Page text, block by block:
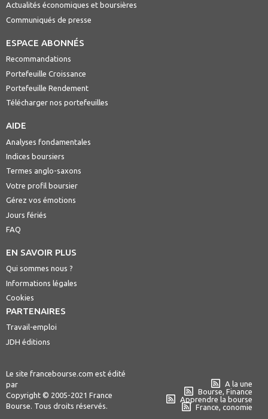
Actualités économiques et boursières
Communiqués de presse
ESPACE ABONNÉS
Recommandations
Portefeuille Croissance
Portefeuille Rendement
Télécharger nos portefeuilles
AIDE
Analyses fondamentales
Indices boursiers
Termes anglo-saxons
Votre profil boursier
Gérez vos émotions
Jours fériés
FAQ
EN SAVOIR PLUS
Qui sommes nous ?
Informations légales
Cookies
PARTENAIRES
Travail-emploi
JDH éditions
Le site francebourse.com est édité
par
Copyright © 2005-2021 France
Bourse. Tous droits réservés.
A la une
Bourse, Finance
Apprendre la bourse
France, conomie